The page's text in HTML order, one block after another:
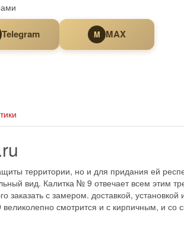
Telegram M MAX
территории, но и для придания ей
вид. Калитка № 9 отвечает всем этим
с замером. доставкой, установкой
смотрится и с кирпичным, и со